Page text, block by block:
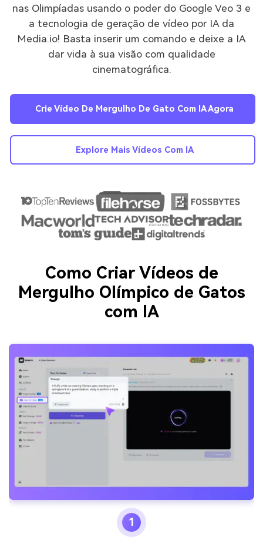
nas Olimpíadas usando o poder do Google Veo 3 e
a tecnologia de geração de vídeo por IA da
Media.io! Basta inserir um comando e deixe a IA
dar vida à sua visão com qualidade
cinematográfica.
Crie Vídeo De Mergulho De Gato Com IA Agora
Explore Mais Vídeos Com IA
Como Criar Vídeos de
Mergulho Olímpico de Gatos
com IA
1